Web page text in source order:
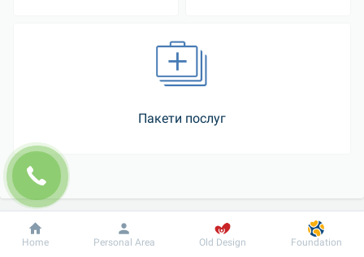
Пакети послуг
Dobrobut Information For patient
Home Personal Area Old Design Foundation